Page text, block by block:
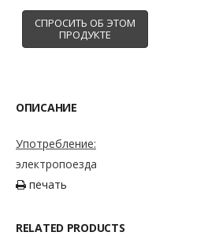
ОПИСАНИЕ
Употребление:
электропоезда
печать
RELATED PRODUCTS